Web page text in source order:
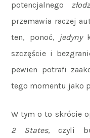
potencjalnego
przemawia raczej
ten, ponoć,
jedyny
szczęście i
pewien potrafi
tego momentu jako
W tym o to skrócie
2 States, czyli